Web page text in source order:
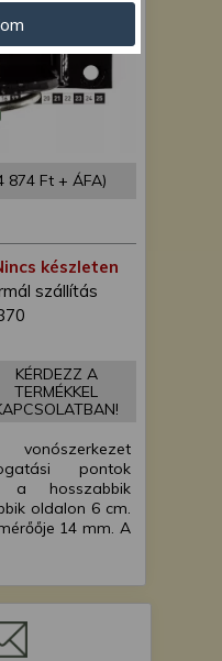
874 Ft + ÁFA)
készleten
szállítás
KÉRDEZZ A
TERMÉKKEL
pontok
a hosszabbik
oldalon 6 cm.
14 mm. A
adatok
mi és a
információkat
szerint
Másik
előtt
Felhívjuk
adatainak
feltétlenül
de
jellegű
csak erre
Erre a
az
segítségével
a